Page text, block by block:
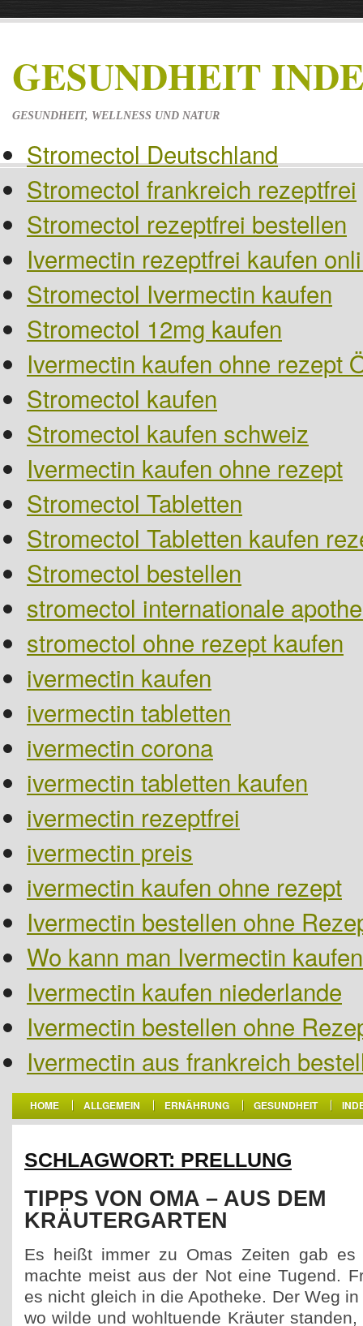
GESUNDHEIT
GESUNDHEIT, WELLNESS UND NATUR
Stromectol Deutschland
Stromectol frankreich rezeptfrei
Stromectol rezeptfrei bestellen
Ivermectin rezeptfrei kaufen
Stromectol Ivermectin kaufen
Stromectol 12mg kaufen
Ivermectin kaufen ohne rezept
Stromectol kaufen
Stromectol kaufen schweiz
Ivermectin kaufen ohne rezept
Stromectol Tabletten
Stromectol Tabletten kaufen
Stromectol bestellen
stromectol internationale
stromectol ohne rezept kaufen
ivermectin kaufen
ivermectin tabletten
ivermectin corona
ivermectin tabletten kaufen
ivermectin rezeptfrei
ivermectin preis
ivermectin kaufen ohne rezept
Ivermectin bestellen ohne
Wo kann man Ivermectin kaufen
Ivermectin kaufen niederlande
Ivermectin bestellen ohne
Ivermectin aus frankreich
HOME ALLGEMEIN ERNÄHRUNG GESUNDHEIT
SCHLAGWORT: PRELLUNG
TIPPS VON OMA – AUS DEM
KRÄUTERGARTEN
Es heißt immer zu Omas Zeiten gab
machte meist aus der Not eine Tugend.
es nicht gleich in die Apotheke. Der Weg
wo wilde und wohltuende Kräuter